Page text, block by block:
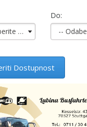
-- Odaberite stanicu--
Do:
Dostupnost